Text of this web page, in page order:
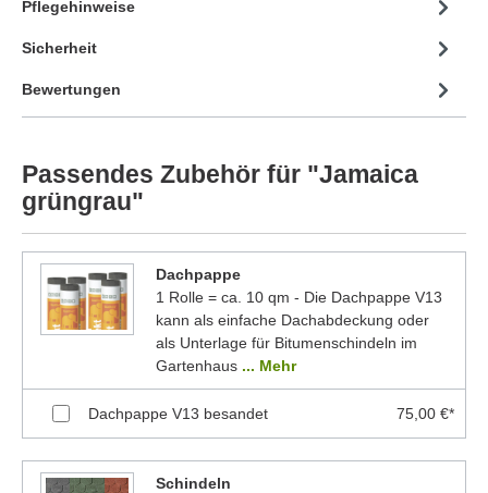
Pflegehinweise
Sicherheit
Bewertungen
Passendes Zubehör für "Jamaica
grüngrau"
Dachpappe
1 Rolle = ca. 10 qm - Die Dachpappe V13
kann als einfache Dachabdeckung oder
als Unterlage für Bitumenschindeln im
Gartenhaus ... Mehr
Dachpappe V13 besandet 75,00 €*
Schindeln